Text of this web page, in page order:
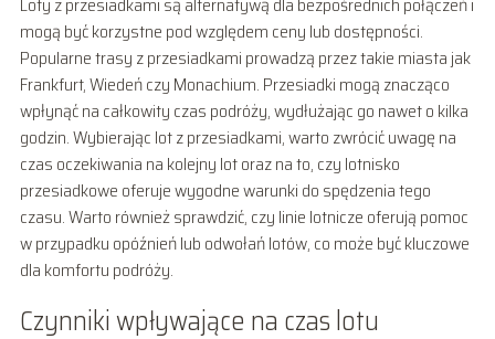
mogą być korzystne pod względem ceny lub dostępności.
Popularne trasy z przesiadkami prowadzą przez takie miasta jak
Frankfurt, Wiedeń czy Monachium. Przesiadki mogą znacząco
wpłynąć na całkowity czas podróży, wydłużając go nawet o kilka
godzin. Wybierając lot z przesiadkami, warto zwrócić uwagę na
czas oczekiwania na kolejny lot oraz na to, czy lotnisko
przesiadkowe oferuje wygodne warunki do spędzenia tego
czasu. Warto również sprawdzić, czy linie lotnicze oferują pomoc
w przypadku opóźnień lub odwołań lotów, co może być kluczowe
dla komfortu podróży.
Czynniki wpływające na czas lotu